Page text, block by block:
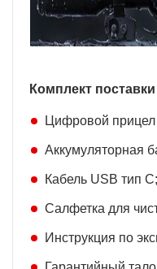
Комплект поставки
Цифровой
Аккумуляторная
Кабель USB тип С;
Салфетка для
Инструкция по